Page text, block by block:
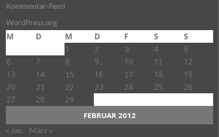
Kommentar-Feed
WordPress.org
FEBRUAR 2012
M D M D F S
S
1
2 3 4
5
6
7 8 9 10 11
12
13
14 15 16 17 18
19
20
21 22 23 24 25
26
27
28 29
« Jan. März »